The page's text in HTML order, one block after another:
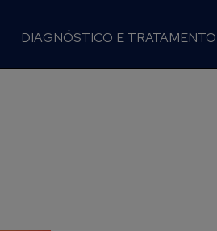
DIAGNÓSTICO E TRATAMENTO